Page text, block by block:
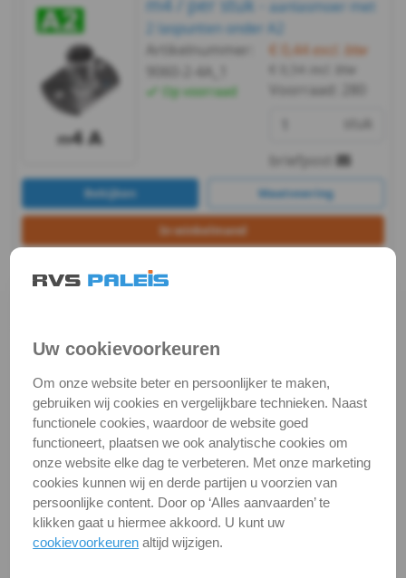
persmoer
Afbreekmoer
Inslagmoer
-
hout
Rampamoer
-
Glijmoer
Blindklinkmoeren
Aanlasmoer
WS
9060
-
m4 / per stuk -
aanlasmoer met
2 laspunten onder A2
Artikelnummer:
Op voorraad
€ 0,44 excl. btw
incl. btw
Voorraad:
briefpost
Bekijken Maatvoering
In winkelmand
Staffelprijzen bij afname vanaf:
100
2 laspunten boven A2
Artikelnummer:
9060-2-4B_1
Op voorraad
€ 0,44excl. btw
€ 0,54incl. btw
Voorraad:177
briefpost
Uw cookievoorkeuren
Om onze website beter en persoonlijker te maken,
gebruiken wij cookies en vergelijkbare technieken. Naast
functionele cookies, waardoor de website goed
functioneert, plaatsen we ook analytische cookies om
onze website elke dag te verbeteren. Met onze marketing
cookies kunnen wij en derde partijen u voorzien van
persoonlijke content. Door op ‘Alles aanvaarden’ te
klikken gaat u hiermee akkoord. U kunt uw
cookievoorkeuren altijd wijzigen.